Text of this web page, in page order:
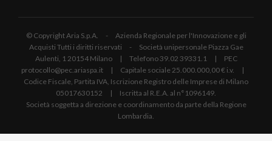
© Copyright Aria S.p.A. - Azienda Regionale per l'Innovazione e gli
Acquisti Tutti i diritti riservati - Società unipersonale Piazza Gae
Aulenti, 1 20154 Milano | Telefono 39.02 39331.1 | PEC
protocollo@pec.ariaspa.it | Capitale sociale 25.000.000,00 € i.v. |
Codice Fiscale, Partita IVA, Iscrizione Registro delle Imprese di Milano
05017630152 | Iscritta al R.E.A. al n°1096149.
Società soggetta a direzione e coordinamento da parte della Regione
Lombardia.